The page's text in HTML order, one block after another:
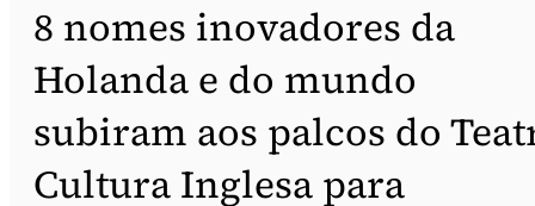
8 nomes inovadores da
Holanda e do mundo
subiram aos palcos do
Cultura Inglesa para